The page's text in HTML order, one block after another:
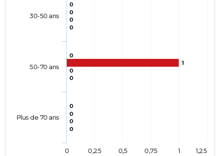
0
0
0
0
1
0
0
0
0
0
0
0
30-50 ans
50-70 ans
Plus de 70 ans
0 1
0,25 0,5 0,75 1,25